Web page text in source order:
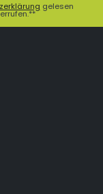
gelesen